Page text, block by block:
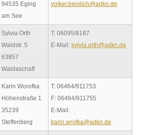
94535 Eging
am See
volker.beinlich@adkn.de
Sylvia Orth
Waldstr. 5
63857
Waldaschaff
T: 06095/8187
E-Mail: sylvia.orth@adkn.de
Karin Worofka
Höhenstraße 1
35239
Steffenberg
T: 06464/911753
F: 06464/911755
E-Mail:
karin.wrofka@adkn.de